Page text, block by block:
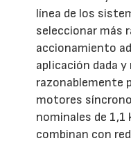
línea de los
seleccionar más
accionamiento
aplicación dada y
razonablemente
motores
nominales de 1,1
combinan con